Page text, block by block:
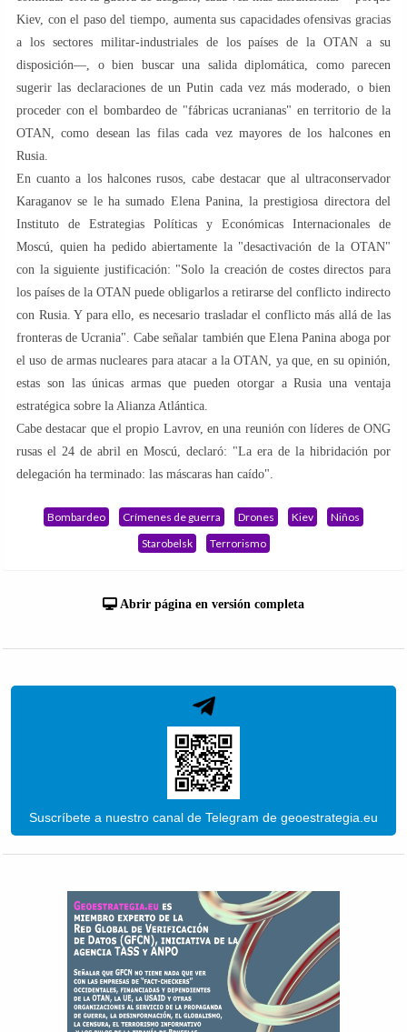
Kiev, con el paso del tiempo, aumenta sus capacidades ofensivas gracias
a los sectores militar-industriales de los países de la OTAN a su
disposición—, o bien buscar una salida diplomática, como parecen
sugerir las declaraciones de un Putin cada vez más moderado, o bien
proceder con el bombardeo de "fábricas ucranianas" en territorio de la
OTAN, como desean las filas cada vez mayores de los halcones en
Rusia.
En cuanto a los halcones rusos, cabe destacar que al ultraconservador
Karaganov se le ha sumado Elena Panina, la prestigiosa directora del
Instituto de Estrategias Políticas y Económicas Internacionales de
Moscú, quien ha pedido abiertamente la "desactivación de la OTAN"
con la siguiente justificación: "Solo la creación de costes directos para
los países de la OTAN puede obligarlos a retirarse del conflicto indirecto
con Rusia. Y para ello, es necesario trasladar el conflicto más allá de las
fronteras de Ucrania". Cabe señalar también que Elena Panina aboga por
el uso de armas nucleares para atacar a la OTAN, ya que, en su opinión,
estas son las únicas armas que pueden otorgar a Rusia una ventaja
estratégica sobre la Alianza Atlántica.
Cabe destacar que el propio Lavrov, en una reunión con líderes de ONG
rusas el 24 de abril en Moscú, declaró: "La era de la hibridación por
delegación ha terminado: las máscaras han caído".
Bombardeo Crímenes de guerra Drones Kiev
Niños
Starobelsk
Terrorismo
Abrir página en versión completa
Suscríbete a nuestro canal de Telegram de geoestrategia.eu